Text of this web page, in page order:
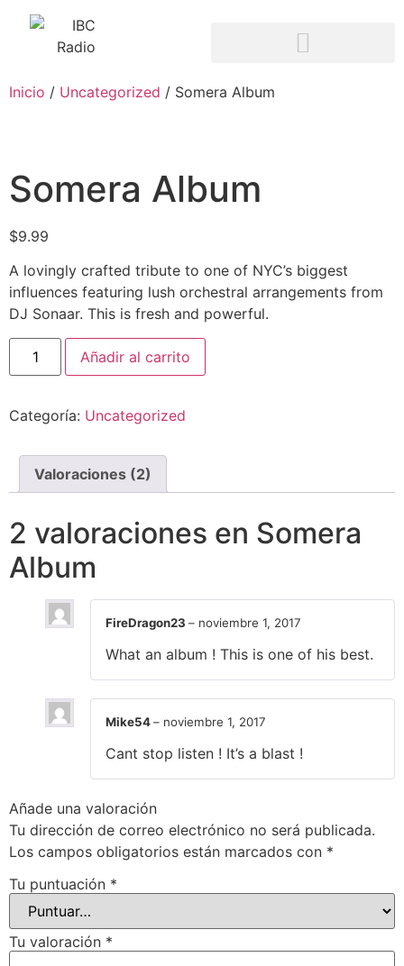
Inicio / Uncategorized / Somera Album
Somera Album
$9.99
A lovingly crafted tribute to one of NYC’s biggest
influences featuring lush orchestral arrangements from
DJ Sonaar. This is fresh and powerful.
Añadir al carrito
Categoría: Uncategorized
Valoraciones (2)
2 valoraciones en Somera
Album
FireDragon23 – noviembre 1, 2017
What an album ! This is one of his best.
Mike54– noviembre 1, 2017
Cant stop listen ! It’s a blast !
Añade una valoración
Tu dirección de correo electrónico no será publicada.
Los campos obligatorios están marcados con *
Tu puntuación *
Tu valoración *